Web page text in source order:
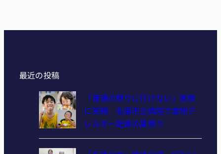
最近の投稿
「普通の祭りに行けない」家族
に笑顔 名張市立病院で食物ア
レルギー配慮の夏祭り